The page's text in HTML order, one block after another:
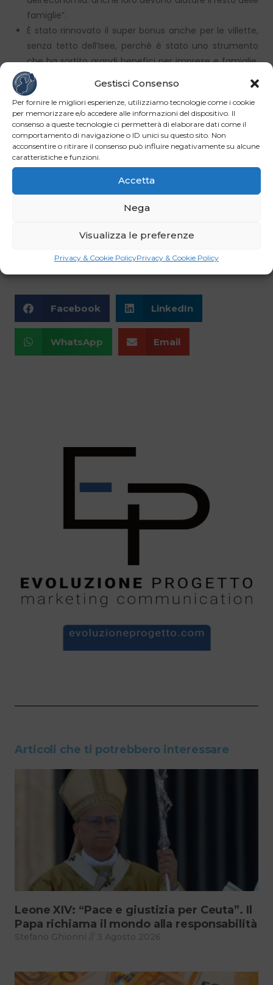
Gestisci Consenso
Per fornire le migliori esperienze, utilizziamo tecnologie come i cookie
per memorizzare e/o accedere alle informazioni del dispositivo. Il
consenso a queste tecnologie ci permetterà di elaborare dati come il
comportamento di navigazione o ID unici su questo sito. Non
acconsentire o ritirare il consenso può influire negativamente su alcune
caratteristiche e funzioni.
Accetta
Nega
Visualizza le preferenze
Privacy & Cookie PolicyPrivacy & Cookie Policy
famiglie”.
È stato rinnovato il super bonus anche per le villette,
senza tetto dell’Isee, perché è stato uno strumento
che ha sortito grandi benefici per imprese e famiglie.
Le perplessità ci sono state per le distorsioni nell’uso,
dall’aumento delle materie prime alle frodi.
Per quanto riguarda ulteriori rottamazioni delle
cartelle esattoriali, “è stato fatto all’inizio un
provvedimento che rottamava le cartelle di piccolo
importo che era, sostanzialmente, un mini condono.
Lì, almeno per quanto mi riguarda, si ferma ogni
Riguardo al futuro, “sono solo un nonno al servizio
delle istituzioni, non ho particolari aspirazioni”.
l’Afghanistan e non si hanno notizie certe sugli
addensamenti di truppe russe ai confini dell’Ucraina.
Facebook LinkedIn
WhatsApp Email
Articoli che ti potrebbero interessare
Leone XIV: “Pace e giustizia per Ceuta”. Il
Papa richiama il mondo alla responsabilità
Stefano Ghionni 3 Agosto 2026